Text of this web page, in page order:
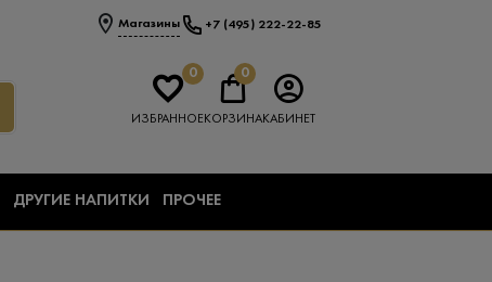
Магазины +7 (495) 222-22-85
0
ИЗБРАННОЕ
0
КОРЗИНАКАБИНЕТ
ДРУГИЕ НАПИТКИ ПРОЧЕЕ